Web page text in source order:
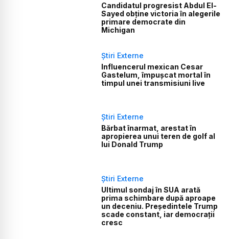
Candidatul progresist Abdul El-
Sayed obține victoria în alegerile
primare democrate din
Michigan
Știri Externe
Influencerul mexican Cesar
Gastelum, împușcat mortal în
timpul unei transmisiuni live
Știri Externe
Bărbat înarmat, arestat în
apropierea unui teren de golf al
lui Donald Trump
Știri Externe
Ultimul sondaj în SUA arată
prima schimbare după aproape
un deceniu. Președintele Trump
scade constant, iar democrații
cresc